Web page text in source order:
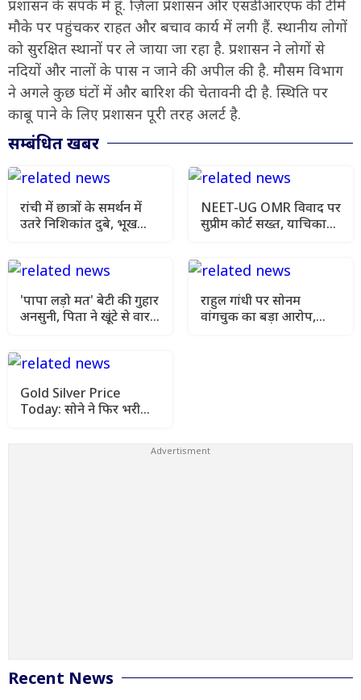
प्रशासन के संपर्क में हूं. ज़िला प्रशासन और एसडीआरएफ की टीमें
मौके पर पहुंचकर राहत और बचाव कार्य में लगी हैं. स्थानीय लोगों
को सुरक्षित स्थानों पर ले जाया जा रहा है. प्रशासन ने लोगों से
नदियों और नालों के पास न जाने की अपील की है. मौसम विभाग
ने अगले कुछ घंटों में और बारिश की चेतावनी दी है. स्थिति पर
काबू पाने के लिए प्रशासन पूरी तरह अलर्ट है.
सम्बंधित खबर
रांची में छात्रों के समर्थन में
उतरे निशिकांत दुबे, भूख
NEET-UG OMR विवाद पर
सुप्रीम कोर्ट सख्त, याचिका
'पापा लड़ो मत' बेटी की गुहार
अनसुनी, पिता ने खूंटे से वार
राहुल गांधी पर सोनम
वांगचुक का बड़ा आरोप,
Gold Silver Price
Today: सोने ने फिर भरी
Recent News